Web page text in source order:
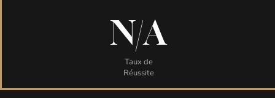
N/A
Taux de
Réussite